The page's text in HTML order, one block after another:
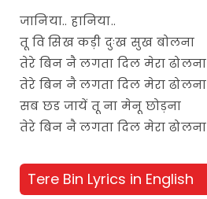
जानिया.. हानिया..
तू वि सिख कड़ी दुःख सुख बोलना
तेरे बिन नै लगता दिल मेरा ढोलना
तेरे बिन नै लगता दिल मेरा ढोलना
सब छड जायें तू ना मेनू छोड़ना
तेरे बिन नै लगता दिल मेरा ढोलना
Tere Bin Lyrics in English